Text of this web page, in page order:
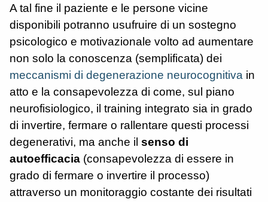
A tal fine il paziente e le persone vicine
disponibili potranno usufruire di un sostegno
psicologico e motivazionale volto ad aumentare
non solo la conoscenza (semplificata) dei
meccanismi di degenerazione neurocognitiva in
atto e la consapevolezza di come, sul piano
neurofisiologico, il training integrato sia in grado
di invertire, fermare o rallentare questi processi
degenerativi, ma anche il senso di
autoefficacia (consapevolezza di essere in
grado di fermare o invertire il processo)
attraverso un monitoraggio costante dei risultati